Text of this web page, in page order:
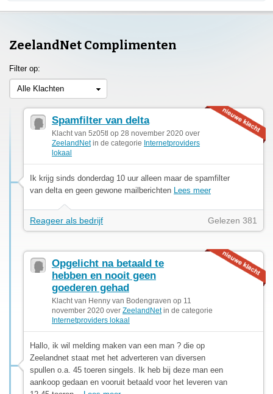
ZeelandNet Complimenten
Filter op:
Alle Klachten
Spamfilter van delta
Klacht van 5z05tl op 28 november 2020 over
ZeelandNetin de categorie Internetproviders
lokaal
Ik krijg sinds donderdag 10 uur alleen maar de spamfilter
van delta en geen gewone mailberichten Lees meer
Reageer als bedrijf Gelezen 381
Opgelicht na betaald te
hebben en nooit geen
goederen gehad
Klacht van Henny van Bodengraven op 11
november 2020 over ZeelandNetin de categorie
Internetproviders lokaal
Hallo, ik wil melding maken van een man ? die op
Zeelandnet staat met het adverteren van diversen
spullen o.a. 45 toeren singels. Ik heb bij deze man een
aankoop gedaan en vooruit betaald voor het leveren van